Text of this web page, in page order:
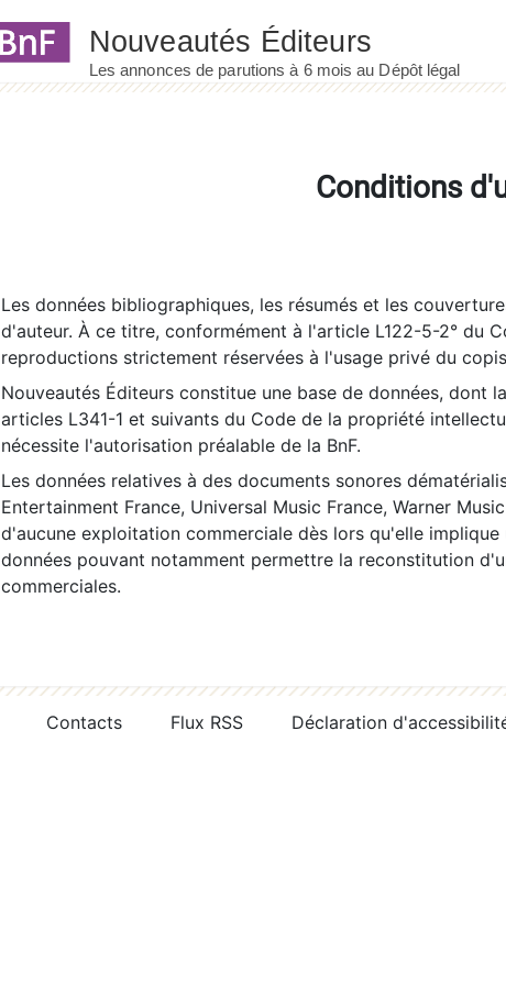
Conditions
Les données bibliographiques, les résumés et les
d'auteur. À ce titre, conformément à l'article L122-5-2° du
reproductions strictement réservées à l'usage privé du
Nouveautés Éditeurs constitue une base de données, dont
articles L341-1 et suivants du Code de la propriété
nécessite l'autorisation préalable de la BnF.
Les données relatives à des documents sonores
Entertainment France, Universal Music France, Warner
d'aucune exploitation commerciale dès lors qu'elle
données pouvant notamment permettre la reconstitution
commerciales.
Contacts Flux RSS Déclaration